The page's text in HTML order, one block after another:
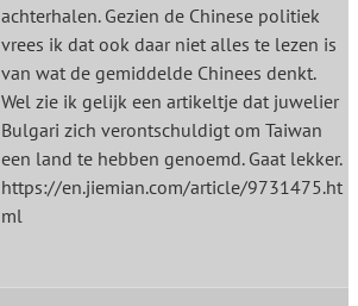
achterhalen. Gezien de Chinese politiek
vrees ik dat ook daar niet alles te lezen is
van wat de gemiddelde Chinees denkt.
Wel zie ik gelijk een artikeltje dat juwelier
Bulgari zich verontschuldigt om Taiwan
een land te hebben genoemd. Gaat lekker.
https://en.jiemian.com/article/9731475.ht
ml